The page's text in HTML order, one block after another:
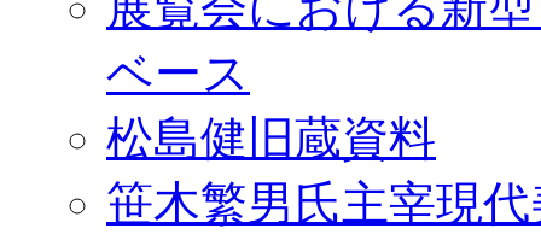
ベース
松島健旧蔵資料
笹木繁男氏主宰現